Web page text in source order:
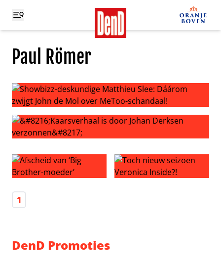
Paul Römer
Showbizz-deskundige Matthieu Slee: Dáárom zwijgt
1
DenD Promoties